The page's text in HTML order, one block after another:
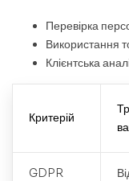
Перевірка
Використання
Клієнтська
Критерій
GDPR